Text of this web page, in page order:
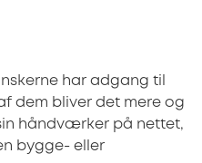
har adgang til
dem bliver det mere og
håndværker på nettet,
bygge- eller